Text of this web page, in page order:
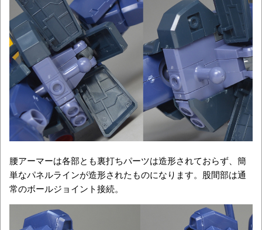
腰アーマーは各部とも裏打ちパーツは造形されておらず、簡
単なパネルラインが造形されたものになります。股間部は通
常のボールジョイント接続。